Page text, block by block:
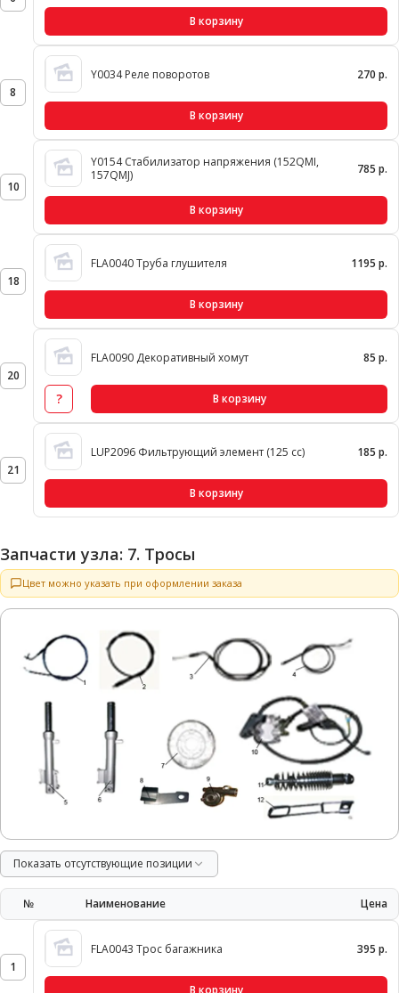
В корзину
8
Y0034 Реле поворотов 270 р.
В корзину
10
Y0154 Стабилизатор напряжения (152QMI,
157QMJ)
785 р.
В корзину
18
FLA0040 Труба глушителя 1195 р.
В корзину
20
FLA0090 Декоративный хомут 85 р.
? В корзину
21
LUP2096 Фильтрующий элемент (125 сс) 185 р.
В корзину
Запчасти узла: 7. Тросы
Цвет можно указать при оформлении заказа
Показать отсутствующие позиции
№ Наименование Цена
1
FLA0043 Трос багажника 395 р.
В корзину